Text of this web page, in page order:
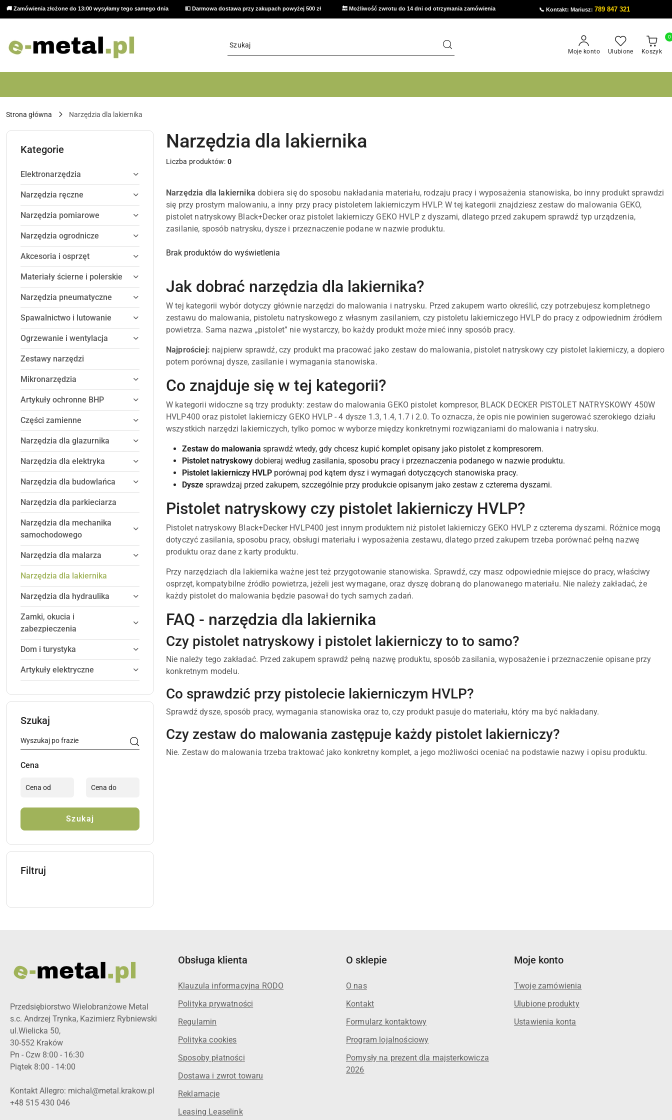
🚚 Zamówienia złożone do 13:00 wysyłamy tego samego dnia 💵 Darmowa dostawa przy zakupach powyżej 500 zł 🔙 Możliwość zwrotu do 14 dni od otrzymania zamówienia 📞 Kontakt: Mariusz:789 847 321
Moje konto Ulubione Koszyk
0
Strona główna Narzędzia dla lakiernika
Kategorie
Elektronarzędzia
Narzędzia ręczne
Narzędzia pomiarowe
Narzędzia ogrodnicze
Akcesoria i osprzęt
Materiały ścierne i polerskie
Narzędzia pneumatyczne
Spawalnictwo i lutowanie
Ogrzewanie i wentylacja
Zestawy narzędzi
Mikronarzędzia
Artykuły ochronne BHP
Części zamienne
Narzędzia dla glazurnika
Narzędzia dla elektryka
Narzędzia dla budowlańca
Narzędzia dla parkieciarza
Narzędzia dla mechanika
samochodowego
Narzędzia dla malarza
Narzędzia dla lakiernika
Narzędzia dla hydraulika
Zamki, okucia i
zabezpieczenia
Dom i turystyka
Artykuły elektryczne
Szukaj
Cena
Szukaj
Filtruj
Narzędzia dla lakiernika
Liczba produktów:0
Narzędzia dla lakiernika dobiera się do sposobu nakładania materiału, rodzaju pracy i wyposażenia stanowiska, bo inny produkt sprawdzi
się przy prostym malowaniu, a inny przy pracy pistoletem lakierniczym HVLP. W tej kategorii znajdziesz zestaw do malowania GEKO,
pistolet natryskowy Black+Decker oraz pistolet lakierniczy GEKO HVLP z dyszami, dlatego przed zakupem sprawdź typ urządzenia,
zasilanie, sposób natrysku, dysze i przeznaczenie podane w nazwie produktu.
Brak produktów do wyświetlenia
Jak dobrać narzędzia dla lakiernika?
W tej kategorii wybór dotyczy głównie narzędzi do malowania i natrysku. Przed zakupem warto określić, czy potrzebujesz kompletnego
zestawu do malowania, pistoletu natryskowego z własnym zasilaniem, czy pistoletu lakierniczego HVLP do pracy z odpowiednim źródłem
powietrza. Sama nazwa „pistolet” nie wystarczy, bo każdy produkt może mieć inny sposób pracy.
Najprościej: najpierw sprawdź, czy produkt ma pracować jako zestaw do malowania, pistolet natryskowy czy pistolet lakierniczy, a dopiero
potem porównaj dysze, zasilanie i wymagania stanowiska.
Co znajduje się w tej kategorii?
W kategorii widoczne są trzy produkty: zestaw do malowania GEKO pistolet kompresor, BLACK DECKER PISTOLET NATRYSKOWY 450W
HVLP400 oraz pistolet lakierniczy GEKO HVLP - 4 dysze 1.3, 1.4, 1.7 i 2.0. To oznacza, że opis nie powinien sugerować szerokiego działu
wszystkich narzędzi lakierniczych, tylko pomoc w wyborze między konkretnymi rozwiązaniami do malowania i natrysku.
Zestaw do malowania sprawdź wtedy, gdy chcesz kupić komplet opisany jako pistolet z kompresorem.
Pistolet natryskowy dobieraj według zasilania, sposobu pracy i przeznaczenia podanego w nazwie produktu.
Pistolet lakierniczy HVLP porównaj pod kątem dysz i wymagań dotyczących stanowiska pracy.
Dysze sprawdzaj przed zakupem, szczególnie przy produkcie opisanym jako zestaw z czterema dyszami.
Pistolet natryskowy czy pistolet lakierniczy HVLP?
Pistolet natryskowy Black+Decker HVLP400 jest innym produktem niż pistolet lakierniczy GEKO HVLP z czterema dyszami. Różnice mogą
dotyczyć zasilania, sposobu pracy, obsługi materiału i wyposażenia zestawu, dlatego przed zakupem trzeba porównać pełną nazwę
produktu oraz dane z karty produktu.
Przy narzędziach dla lakiernika ważne jest też przygotowanie stanowiska. Sprawdź, czy masz odpowiednie miejsce do pracy, właściwy
osprzęt, kompatybilne źródło powietrza, jeżeli jest wymagane, oraz dyszę dobraną do planowanego materiału. Nie należy zakładać, że
każdy pistolet do malowania będzie pasował do tych samych zadań.
FAQ - narzędzia dla lakiernika
Czy pistolet natryskowy i pistolet lakierniczy to to samo?
Nie należy tego zakładać. Przed zakupem sprawdź pełną nazwę produktu, sposób zasilania, wyposażenie i przeznaczenie opisane przy
konkretnym modelu.
Co sprawdzić przy pistolecie lakierniczym HVLP?
Sprawdź dysze, sposób pracy, wymagania stanowiska oraz to, czy produkt pasuje do materiału, który ma być nakładany.
Czy zestaw do malowania zastępuje każdy pistolet lakierniczy?
Nie. Zestaw do malowania trzeba traktować jako konkretny komplet, a jego możliwości oceniać na podstawie nazwy i opisu produktu.
Przedsiębiorstwo Wielobranżowe Metal
s.c. Andrzej Trynka, Kazimierz Rybniewski
ul.Wielicka 50,
30-552 Kraków
Pn - Czw 8:00 - 16:30
Piątek 8:00 - 14:00
Kontakt Allegro: michal@metal.krakow.pl
+48 515 430 046
Obsługa klienta
Klauzula informacyjna RODO
Polityka prywatności
Regulamin
Polityka cookies
Sposoby płatności
Dostawa i zwrot towaru
Reklamacje
Leasing Leaselink
O sklepie
O nas
Kontakt
Formularz kontaktowy
Program lojalnościowy
Pomysły na prezent dla majsterkowicza
2026
Moje konto
Twoje zamówienia
Ulubione produkty
Ustawienia konta